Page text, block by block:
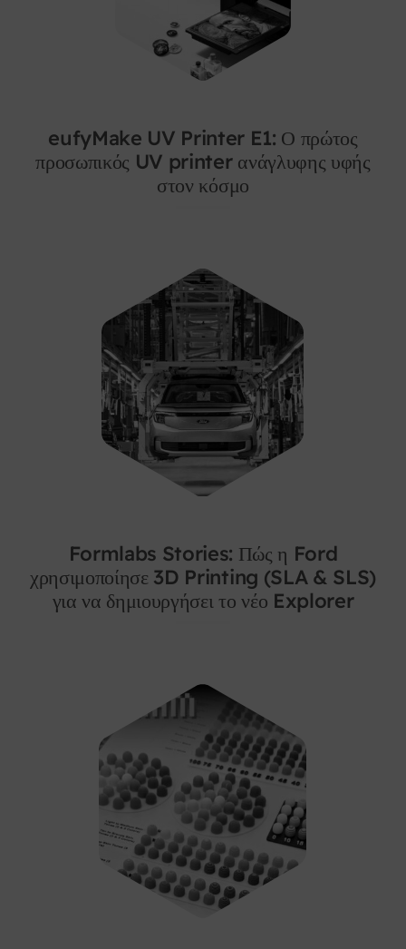
eufyMake UV Printer E1: Ο πρώτος
προσωπικός UV printer ανάγλυφης υφής
στον κόσμο
Formlabs Stories: Πώς η Ford
χρησιμοποίησε 3D Printing (SLA & SLS)
για να δημιουργήσει το νέο Explorer